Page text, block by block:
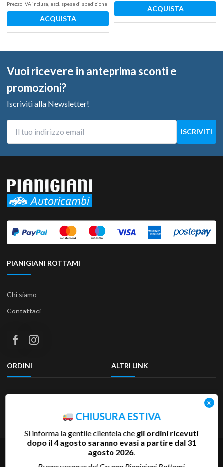
Prezzo IVA inclusa, escl. spese di spedizione
ACQUISTA
ACQUISTA
Vuoi ricevere in anteprima sconti e
promozioni?
Iscriviti alla Newsletter!
PIANIGIANI ROTTAMI
Chi siamo
Contattaci
ORDINI
Termini e condizioni
ALTRI LINK
Privacy Policy
Accessibilità
Copyright 2025 Pianigiani Rottami Srl | P.Iva 00655510527 | REA
SI-81793 | Cap.Soc. 600.000 €
CHIUSURA ESTIVA
Si informa la gentile clientela chegli ordini ricevuti
dopo il 4 agosto saranno evasi a partire dal 31
agosto 2026.